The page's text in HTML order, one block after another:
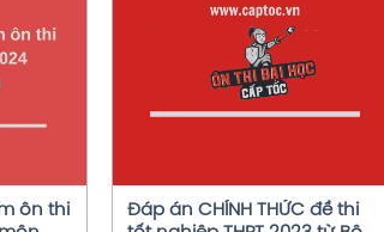
ôn thi
Xem chi tiết
Đáp án CHÍNH THỨC đề thi